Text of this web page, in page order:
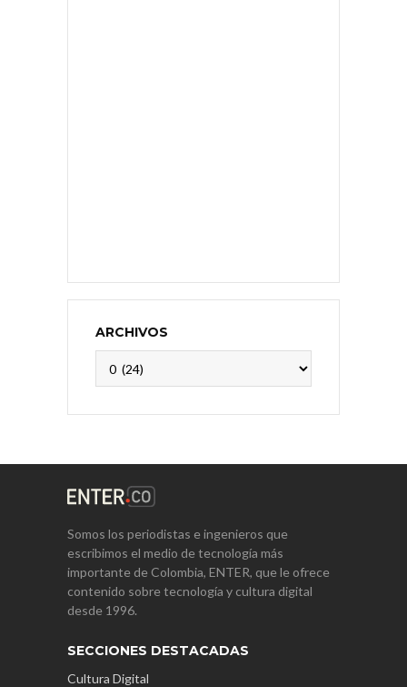
ARCHIVOS
Somos los periodistas e ingenieros que
escribimos el medio de tecnología más
importante de Colombia, ENTER, que le ofrece
contenido sobre tecnología y cultura digital
desde 1996.
SECCIONES DESTACADAS
Cultura Digital